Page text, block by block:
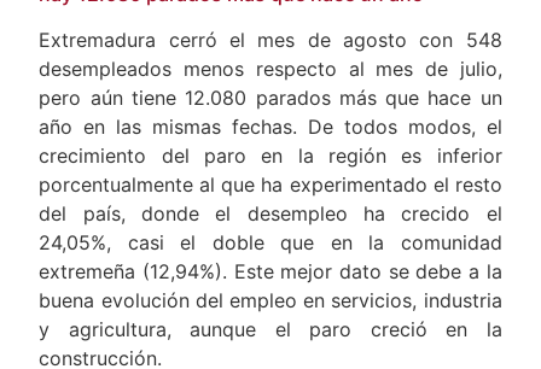
Extremadura cerró el mes de agosto con 548
desempleados menos respecto al mes de julio,
pero aún tiene 12.080 parados más que hace un
año en las mismas fechas. De todos modos, el
crecimiento del paro en la región es inferior
porcentualmente al que ha experimentado el resto
del país, donde el desempleo ha crecido el
24,05%, casi el doble que en la comunidad
extremeña (12,94%). Este mejor dato se debe a la
buena evolución del empleo en servicios, industria
y agricultura, aunque el paro creció en la